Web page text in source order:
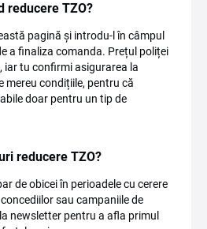
reducere TZO?
pagină și introdu-l în câmpul
a finaliza comanda. Prețul poliței
iar tu confirmi asigurarea la
mereu condițiile, pentru că
doar pentru un tip de
reducere TZO?
de obicei în perioadele cu cerere
sau campaniile de
newsletter pentru a afla primul